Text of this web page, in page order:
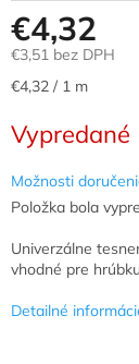
€4,32
€3,51 bez DPH
Jednotková
€4,32 / 1 m
Vypredané
Možnosti
Položka bola
Univerzálne
vhodné pre
Detailné